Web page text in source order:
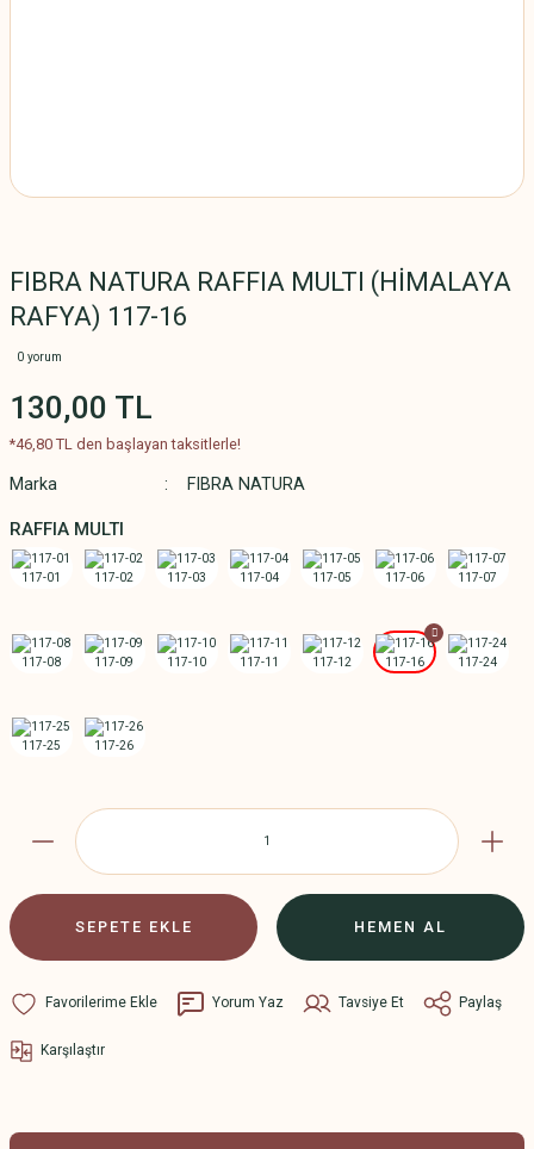
FIBRA NATURA RAFFIA MULTI (HİMALAYA
RAFYA) 117-16
0 yorum
130,00 TL
*46,80 TL den başlayan taksitlerle!
Marka FIBRA NATURA
RAFFIA MULTI
SEPETE EKLE HEMEN AL
Yorum Yaz Tavsiye Et Paylaş
Karşılaştır